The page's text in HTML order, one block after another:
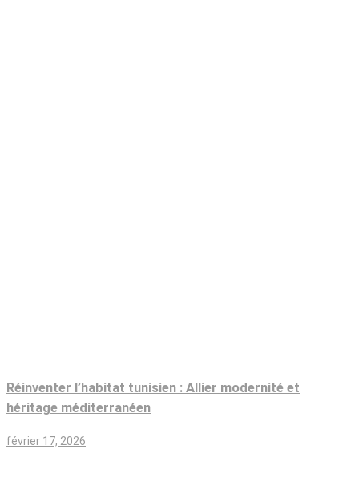
Réinventer l’habitat tunisien : Allier modernité et
héritage méditerranéen
février 17, 2026